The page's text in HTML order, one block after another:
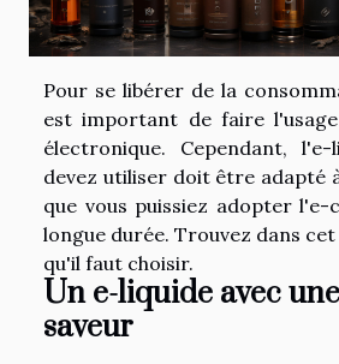
Pour se libérer de la
est important de faire
électronique. Cependant,
devez utiliser doit être adapté
que vous puissiez adopter
longue durée. Trouvez dans
qu'il faut choisir.
Un e-liquide avec
saveur